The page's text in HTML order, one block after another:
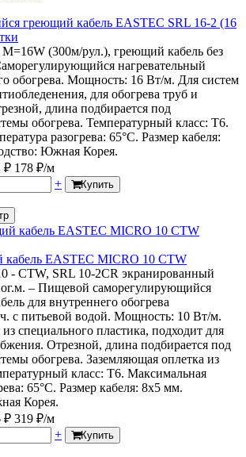
греющий кабель EASTEC SRL 16-2 (16
(300м/рул.), греющий кабель без
нагревательный
обогрева. Мощность: 16 Вт/м. Для систем
для обогрева труб и
длина подбирается под
обогрева. Температурный класс: Т6.
разогрева: 65°С. Размер кабеля:
Южная Корея.
₽ 178 ₽/м
+ Купить
EASTEC MICRO 10 CTW
- CTW, SRL 10-2CR экранированный
– Пищевой саморегулирующийся
для внутреннего обогрева
с питьевой водой. Мощность: 10 Вт/м.
специального пластика, подходит для
Отрезной, длина подбирается под
обогрева. Заземляющая оплетка из
класс: Т6. Максимальная
65°С. Размер кабеля: 8х5 мм.
Корея.
₽ 319 ₽/м
+ Купить